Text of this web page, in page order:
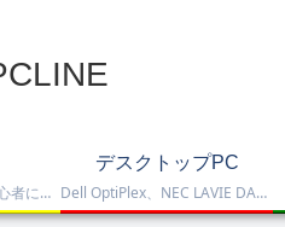
PCモニタの選び方を初心者にも分かりやすく解説。ゲーミングモニタ、4K・高画質モニタ、モバイルモニタ、仕事・普段使い向けモニタまで、用途別に比較しやすくまとめています。
デスクトップPC
Dell OptiPlex、NEC LAVIE DA770、HP DT 24-cr2000、ASUS V470VAK、Dell 24 AIO EC24250などを掲載したデスクトップPC一覧です。一体型や整備済み品を比較しながら、用途に合うモデルを選べます。